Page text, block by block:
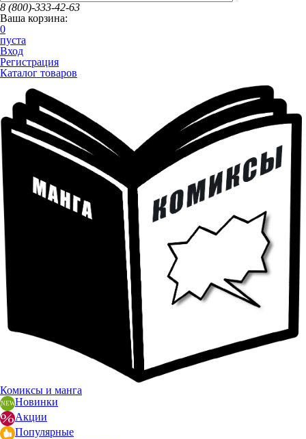
8 (800)-333-42-63
Ваша корзина:
0
пуста
Вход
Регистрация
Каталог товаров
Комиксы и манга
Новинки
Акции
Популярные